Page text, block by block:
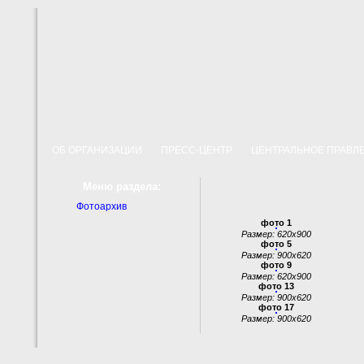
Фотоархив
фото 1
Размер: 620x900
фото 5
Размер: 900x620
фото 9
Размер: 620x900
фото 13
Размер: 900x620
фото 17
Размер: 900x620